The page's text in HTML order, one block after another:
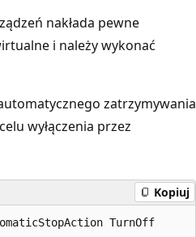
nakłada pewne
i należy wykonać
zatrzymywania
wyłączenia przez
Kopiuj